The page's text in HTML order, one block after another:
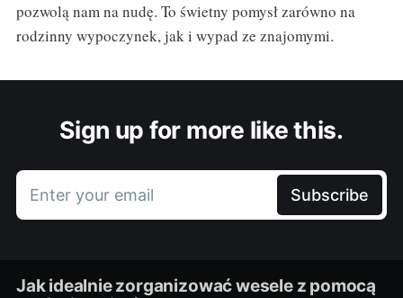
pozwolą nam na nudę. To świetny pomysł zarówno na
rodzinny wypoczynek, jak i wypad ze znajomymi.
Sign up for more like this.
Enter your email Subscribe
Jak idealnie zorganizować wesele z pomocą